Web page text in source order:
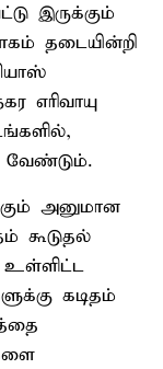
இருக்கும்
தடையின்றி
எரிவாயு
வேண்டும்.
அனுமான
கூடுதல்
உள்ளிட்ட
கடிதம்